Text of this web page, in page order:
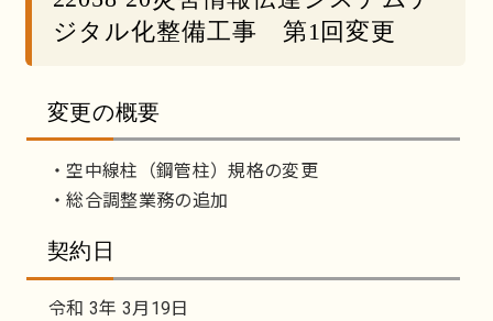
ジタル化整備工事 第1回変更
変更の概要
・空中線柱（鋼管柱）規格の変更
・総合調整業務の追加
契約日
令和 3年 3月19日